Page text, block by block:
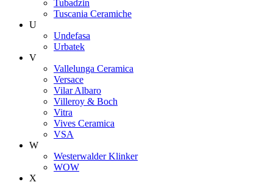
Tubadzin
Tuscania Ceramiche
U
Undefasa
Urbatek
V
Vallelunga Ceramica
Versace
Vilar Albaro
Villeroy & Boch
Vitra
Vives Ceramica
VSA
W
Westerwalder Klinker
WOW
X